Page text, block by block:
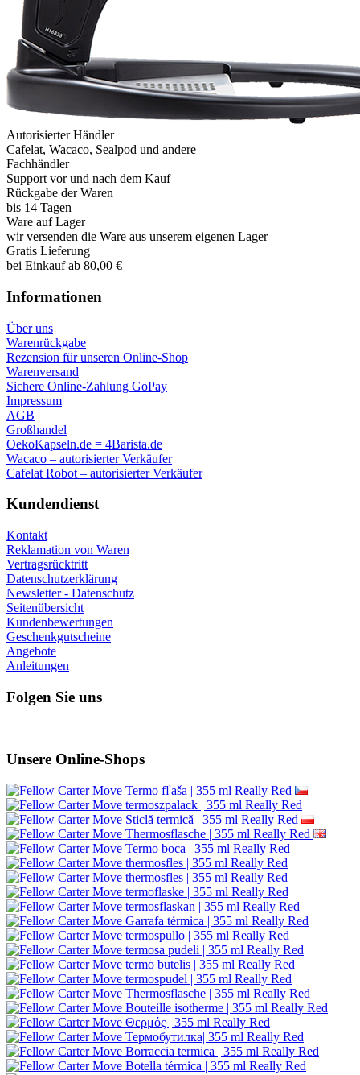
Autorisierter Händler
Cafelat, Wacaco, Sealpod und andere
Fachhändler
Support vor und nach dem Kauf
Rückgabe der Waren
bis 14 Tagen
Ware auf Lager
wir versenden die Ware aus unserem eigenen Lager
Gratis Lieferung
bei Einkauf ab 80,00 €
Informationen
Über uns
Warenrückgabe
Rezension für unseren Online-Shop
Warenversand
Sichere Online-Zahlung GoPay
Impressum
AGB
Großhandel
OekoKapseln.de = 4Barista.de
Wacaco – autorisierter Verkäufer
Cafelat Robot – autorisierter Verkäufer
Kundendienst
Kontakt
Reklamation von Waren
Vertragsrücktritt
Datenschutzerklärung
Newsletter - Datenschutz
Seitenübersicht
Kundenbewertungen
Geschenkgutscheine
Angebote
Anleitungen
Folgen Sie uns
Unsere Online-Shops